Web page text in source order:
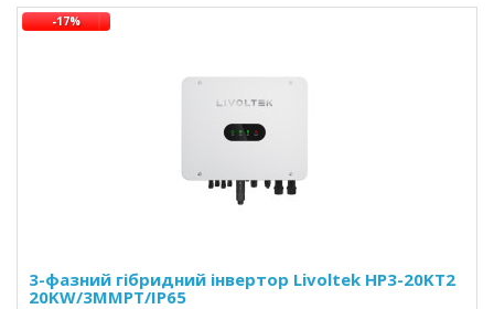
3-фазний гібридний інвертор Livoltek HP3-20KT2
20KW/3MMPT/IP65
-17%